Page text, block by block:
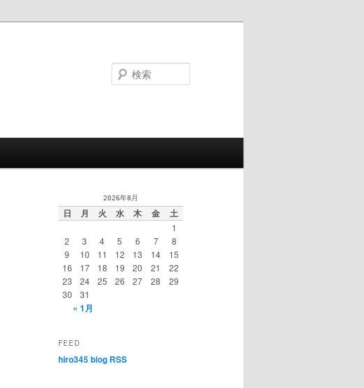
2026年8月
日 月 火 水 木 金 土
1
2
3 4 5 6 7
8
9
10 11 12 13 14
15
16
17 18 19 20 21
22
23
24 25 26 27 28
29
30
31
« 1月
FEED
hiro345 blog RSS